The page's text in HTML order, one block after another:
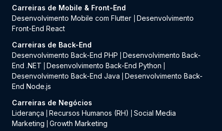
Carreiras de Mobile & Front-End
Desenvolvimento Mobile com Flutter
Desenvolvimento
Front-End React
Carreiras de Back-End
Desenvolvimento Back-End PHP
Desenvolvimento Back-
End .NET
Desenvolvimento Back-End Python
Desenvolvimento Back-End Java
Desenvolvimento Back-
End Node.js
Carreiras de Negócios
Liderança
Recursos Humanos (RH)
Social Media
Marketing
Growth Marketing